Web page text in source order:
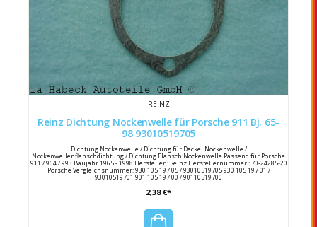
REINZ
Reinz Dichtung Nockenwelle für Porsche 911 Bj. 65-
98 93010519705
Dichtung Nockenwelle / Dichtung für Deckel Nockenwelle /
Nockenwellenflanschdichtung / Dichtung Flansch Nockenwelle Passend für Porsche
911 / 964 / 993 Baujahr 1965 - 1998 Hersteller : Reinz Herstellernummer : 70-24285-20
Porsche Vergleichsnummer: 930 105 197 05 / 93010519705 930 105 197 01 /
93010519701 901 105 197 00 / 90110519700
2,38 €*